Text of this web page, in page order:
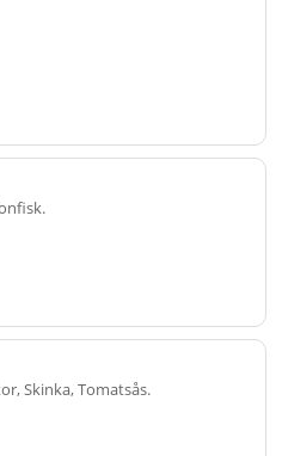
.
Skinka, Tomatsås.